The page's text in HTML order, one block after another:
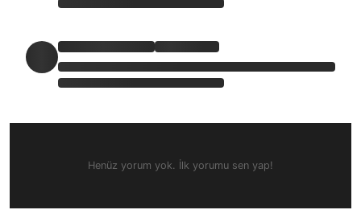
Henüz yorum yok. İlk yorumu sen yap!